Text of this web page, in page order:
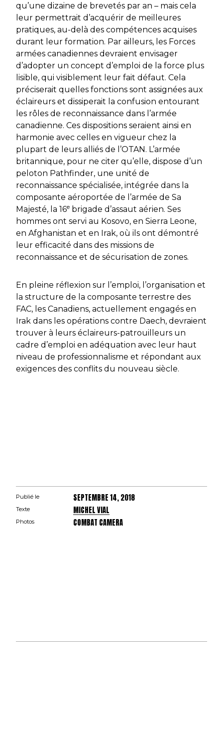
qu’une dizaine de brevetés par an – mais cela
leur permettrait d’acquérir de meilleures
pratiques, au-delà des compétences acquises
durant leur formation. Par ailleurs, les Forces
armées canadiennes devraient envisager
d’adopter un concept d’emploi de la force plus
lisible, qui visiblement leur fait défaut. Cela
préciserait quelles fonctions sont assignées aux
éclaireurs et dissiperait la confusion entourant
les rôles de reconnaissance dans l’armée
canadienne. Ces dispositions seraient ainsi en
harmonie avec celles en vigueur chez la
plupart de leurs alliés de l’OTAN. L’armée
britannique, pour ne citer qu’elle, dispose d’un
peloton Pathfinder, une unité de
reconnaissance spécialisée, intégrée dans la
composante aéroportée de l’armée de Sa
Majesté, la 16e brigade d’assaut aérien. Ses
hommes ont servi au Kosovo, en Sierra Leone,
en Afghanistan et en Irak, où ils ont démontré
leur efficacité dans des missions de
reconnaissance et de sécurisation de zones.
En pleine réflexion sur l’emploi, l’organisation et
la structure de la composante terrestre des
FAC, les Canadiens, actuellement engagés en
Irak dans les opérations contre Daech, devraient
trouver à leurs éclaireurs-patrouilleurs un
cadre d’emploi en adéquation avec leur haut
niveau de professionnalisme et répondant aux
exigences des conflits du nouveau siècle.
Publié le SEPTEMBRE 14, 2018
Texte MICHEL VIAL
Photos COMBAT CAMERA